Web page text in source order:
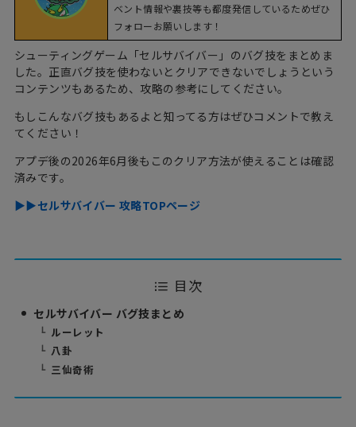
ベント情報や裏技等も都度発信しているためぜひ
フォローお願いします！
シューティングゲーム「セルサバイバー」のバグ技をまとめま
した。正直バグ技を使わないとクリアできないでしょうという
コンテンツもあるため、攻略の参考にしてください。
もしこんなバグ技もあるよと知ってる方はぜひコメントで教え
てください！
アプデ後の2026年6月後もこのクリア方法が使えることは確認
済みです。
▶︎▶︎セルサバイバー 攻略TOPページ
目次
セルサバイバー バグ技まとめ
ルーレット
八卦
三仙奇術